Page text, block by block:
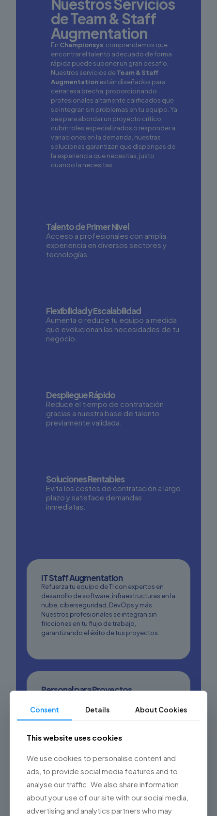
Nuestros Servicios
de Team & Staff
Augmentation
En Championsys , comprendemos que
encontrar el talento adecuado de forma
rápida puede suponer un gran desafío.
Nuestros servicios deTeam & Staff
Augmentation están diseñados para
cerrar esa brecha, proporcionando
profesionales altamente calificados que
se integran sin problemas en tu equipo. Ya
sea para abordar un proyecto crítico,
cubrir roles especializados o responder a
variaciones en la demanda, nuestras
soluciones garantizan que dispongas de
la experiencia que necesitas, justo
cuando la necesitas.
Talento de Primer Nivel
Acceso a profesionales con amplia
experiencia en diversos sectores y
tecnologías.
Flexibilidad y Escalabilidad
Aumenta o reduce tu equipo a medida
que evolucionan las necesidades de tu
negocio.
Despliegue Rápido
Reduce el tiempo de contratación
gracias a nuestra base de talento
previamente validada.
Soluciones Rentables
Evita los costes de contratación a largo
plazo y satisface demandas
inmediatas.
IT Staff Augmentation
Refuerza tu equipo de TI con expertos en
desarrollo de software, infraestructuras en la
nube, ciberseguridad, DevOps y más.
Nuestros profesionales se integran sin
fricciones en tu flujo de trabajo,
garantizando el éxito de tus proyectos.
Personal para Proyectos
Arma equipos especializados de forma ágil
tiempo y dentro del presupuesto, tanto en
Experiencia On-Demand
Consent Details About Cookies
This website uses cookies
We use cookies to personalise content and
ads, to provide social media features and to
analyse our traffic. We also share information
about your use of our site with our social media,
advertising and analytics partners who may